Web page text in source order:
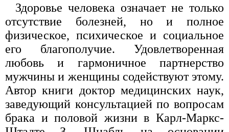
Здоровье человека означает не только
отсутствие болезней, но и полное
физическое, психическое и социальное
его благополучие. Удовлетворенная
любовь и гармоничное партнерство
мужчины и женщины содействуют этому.
Автор книги доктор медицинских наук,
заведующий консультацией по вопросам
брака и половой жизни в Карл-Маркс-